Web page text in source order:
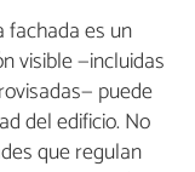
fachada es un
visible —incluidas
puede
del edificio. No
que regulan